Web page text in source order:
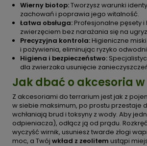
Wierny biotop:Tworzysz warunki
zachowań i poprawia jego witalność.
Łatwa obsługa:Profesjonalne pęsety
zwierzęciem bez narażania się na
Precyzyjna kontrola:Higieniczne
i pożywienia, eliminując ryzyko
Higiena i bezpieczeństwo:
dla zwierzaka usunięcie
Jak dbać o akcesoria
Z akcesoriami do terrarium jest jak z
w siebie maksimum, po prostu przestaje
wchłaniają brud i toksyny z wody. Aby
odpieniacza), odłącz ją od prądu.
wyczyść wirnik, usuniesz twarde złogi
moc, a Twój wkład z zeolitem ustąpi